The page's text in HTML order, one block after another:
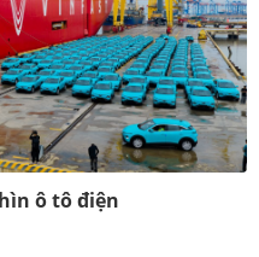
ô tô điện